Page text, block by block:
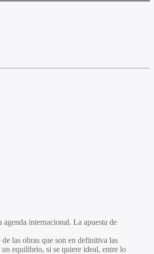
internacional. La apuesta de
las obras que son en definitiva las
equilibrio, si se quiere ideal, entre lo